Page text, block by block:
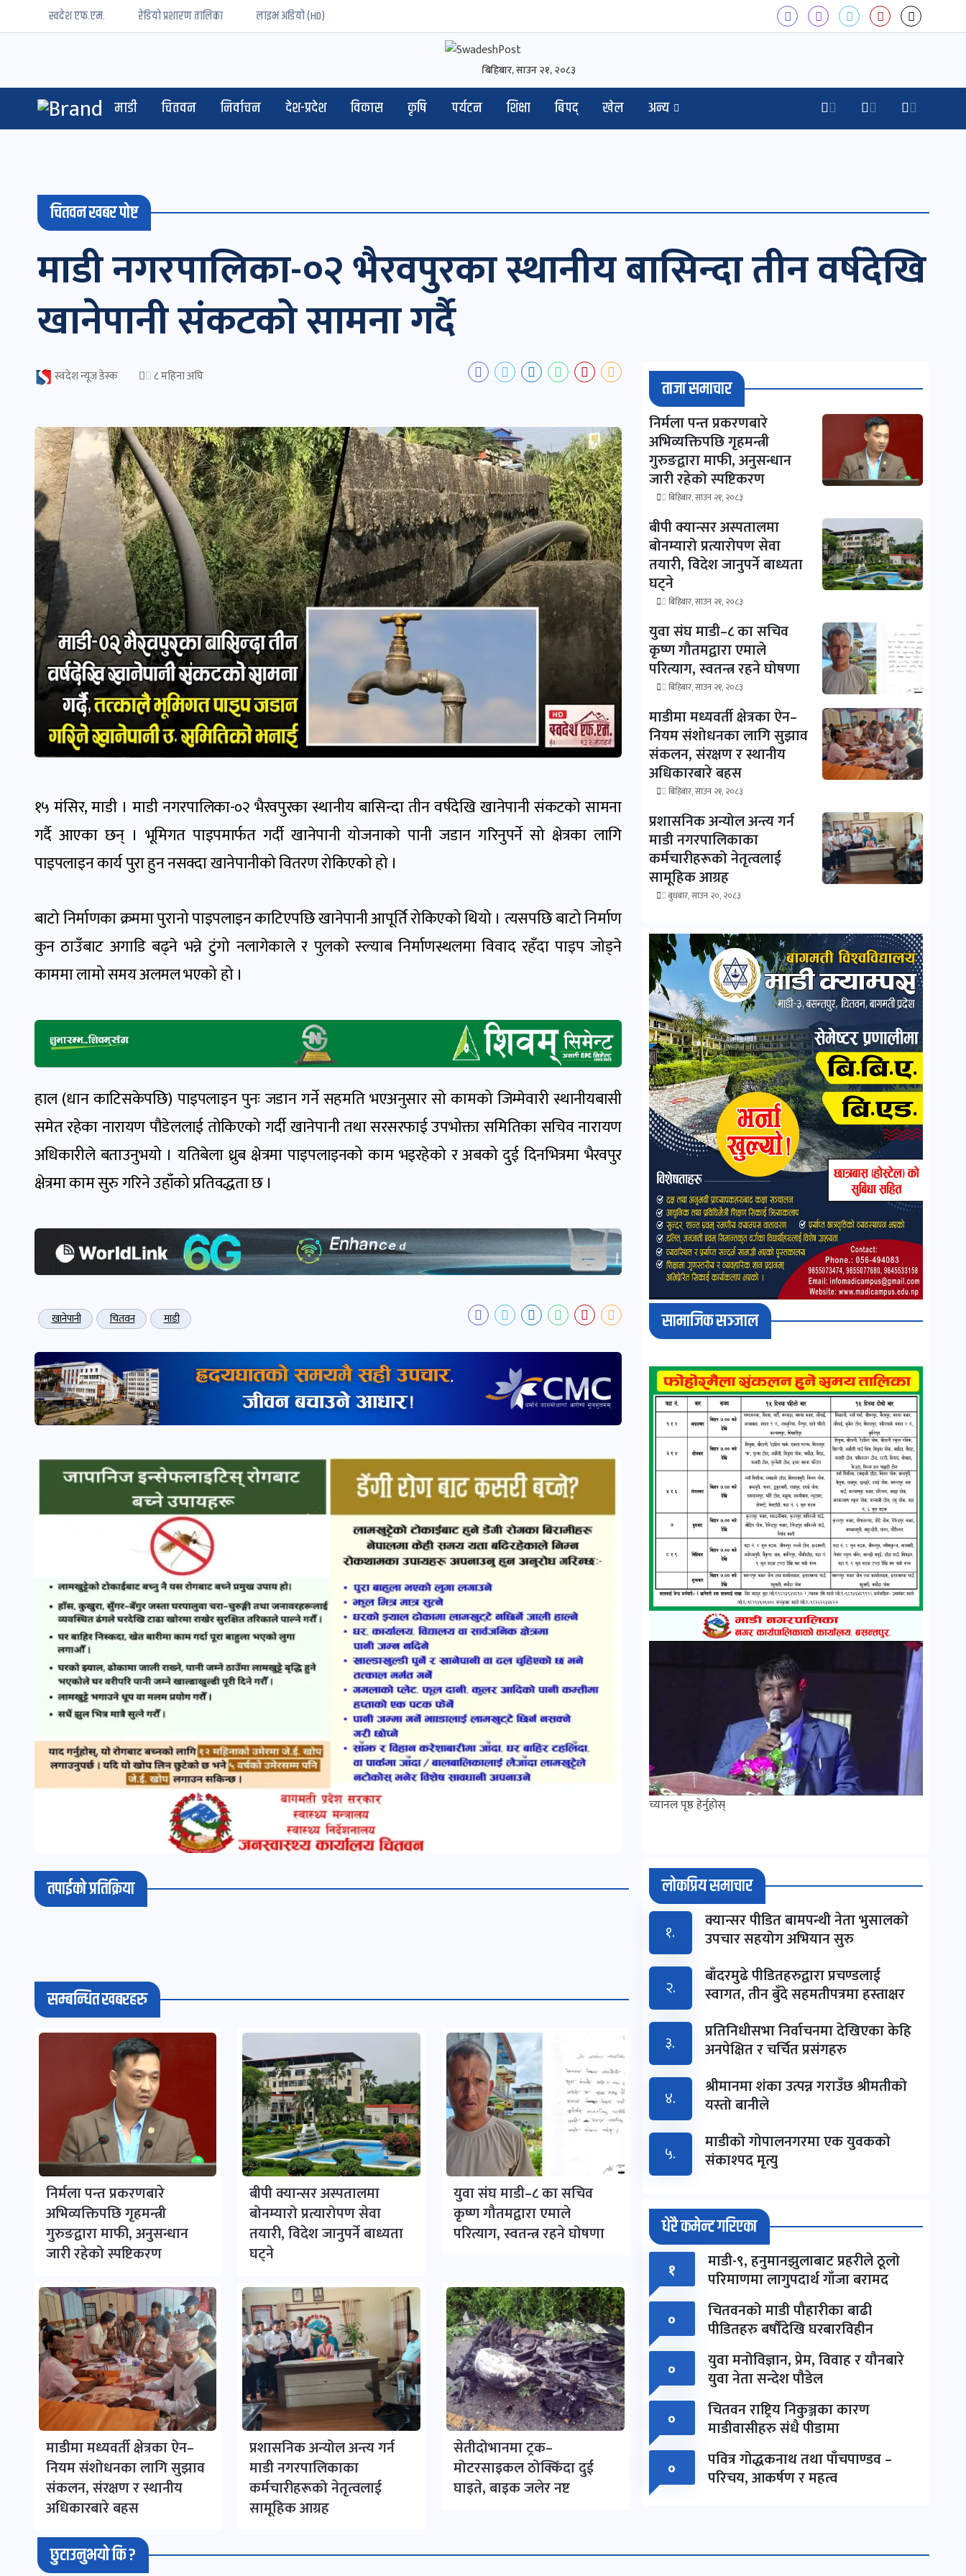
स्वदेश एफ.एम. रेडियो प्रशारण तालिका लाइभ अडियो (HD)
बिहिबार, साउन २१, २०८३
माडी चितवन निर्वाचन देश-प्रदेश विकास कृषि पर्यटन शिक्षा बिपद् खेल अन्य
चितवन खबर पोष्ट
माडी नगरपालिका-०२ भैरवपुरका स्थानीय बासिन्दा तीन वर्षदेखि
खानेपानी संकटको सामना गर्दै
स्वदेश न्यूज डेस्क ८ महिना अघि
१५ मंसिर, माडी । माडी नगरपालिका-०२ भैरवपुरका स्थानीय बासिन्दा तीन वर्षदेखि खानेपानी संकटको सामना
गर्दै आएका छन् । भूमिगत पाइपमार्फत गर्दी खानेपानी योजनाको पानी जडानगरिनुपर्ने सो क्षेत्रका लागि
पाइपलाइन कार्य पुरा हुन नसक्दा खानेपानीको वितरण रोकिएको हो ।
बाटो निर्माणका क्रममा पुरानो पाइपलाइन काटिएपछि खानेपानी आपूर्ति रोकिएको थियो । त्यसपछि बाटो निर्माण
कुन ठाउँबाट अगाडि बढ्ने भन्ने टुंगो नलागेकाले र पुलको स्ल्याब निर्माणस्थलमा विवाद रहँदा पाइप जोड्ने
काममा लामो समय अलमल भएको हो ।
हाल (धान काटिसकेपछि) पाइपलाइन पुनः जडान गर्ने सहमति भएअनुसार सो कामको जिम्मेवारी स्थानीयबासी
समेत रहेका नारायण पौडेललाई तोकिएको गर्दी खानेपानी तथा सरसरफाई उपभोक्ता समितिका सचिव नारायण
अधिकारीले बताउनुभयो । यतिबेला ध्रुब क्षेत्रमा पाइपलाइनको काम भइरहेको र अबको दुई दिनभित्रमा भैरवपुर
क्षेत्रमा काम सुरु गरिने उहाँको प्रतिवद्धता छ ।
खानेपानी चितवन माडी
तपाईको प्रतिक्रिया
सम्बन्धित खबरहरु
निर्मला पन्त प्रकरणबारे
अभिव्यक्तिपछि गृहमन्त्री
गुरुङद्वारा माफी, अनुसन्धान
जारी रहेको स्पष्टिकरण
बीपी क्यान्सर अस्पतालमा
बोनम्यारो प्रत्यारोपण सेवा
तयारी, विदेश जानुपर्ने बाध्यता
घट्ने
युवा संघ माडी–८ का सचिव
कृष्ण गौतमद्वारा एमाले
परित्याग, स्वतन्त्र रहने घोषणा
माडीमा मध्यवर्ती क्षेत्रका ऐन–
नियम संशोधनका लागि सुझाव
संकलन, संरक्षण र स्थानीय
अधिकारबारे बहस
प्रशासनिक अन्योल अन्त्य गर्न
माडी नगरपालिकाका
कर्मचारीहरूको नेतृत्वलाई
सामूहिक आग्रह
सेतीदोभानमा ट्रक–
मोटरसाइकल ठोक्किँदा दुई
घाइते, बाइक जलेर नष्ट
ताजा समाचार
निर्मला पन्त प्रकरणबारे
अभिव्यक्तिपछि गृहमन्त्री
गुरुङद्वारा माफी, अनुसन्धान
जारी रहेको स्पष्टिकरण
बिहिबार, साउन २१, २०८३
बीपी क्यान्सर अस्पतालमा
बोनम्यारो प्रत्यारोपण सेवा
तयारी, विदेश जानुपर्ने बाध्यता
घट्ने
बिहिबार, साउन २१, २०८३
युवा संघ माडी–८ का सचिव
कृष्ण गौतमद्वारा एमाले
परित्याग, स्वतन्त्र रहने घोषणा
बिहिबार, साउन २१, २०८३
माडीमा मध्यवर्ती क्षेत्रका ऐन–
नियम संशोधनका लागि सुझाव
संकलन, संरक्षण र स्थानीय
अधिकारबारे बहस
बिहिबार, साउन २१, २०८३
प्रशासनिक अन्योल अन्त्य गर्न
माडी नगरपालिकाका
कर्मचारीहरूको नेतृत्वलाई
सामूहिक आग्रह
बुधबार, साउन २०, २०८३
सामाजिक सञ्जाल
च्यानल पृष्ठ हेर्नुहोस्
लोकप्रिय समाचार
१. क्यान्सर पीडित बामपन्थी नेता भुसालकाे
उपचार सहयोग अभियान सुरु
२.
बाँदरमुढे पीडितहरुद्वारा प्रचण्डलाई
स्वागत, तीन बुँदे सहमतीपत्रमा हस्ताक्षर
३.
प्रतिनिधीसभा निर्वाचनमा देखिएका केहि
अनपेक्षित र चर्चित प्रसंगहरु
४.
श्रीमानमा शंका उत्पन्न गराउँछ श्रीमतीको
यस्तो बानीले
५.
माडीको गोपालनगरमा एक युवकको
संकाश्पद मृत्यु
धेरै कमेन्ट गरिएका
१ माडी-९, हनुमानझुलाबाट प्रहरीले ठूलो
परिमाणमा लागुपदार्थ गाँजा बरामद
०
चितवनको माडी पौहारीका बाढी
पीडितहरु बर्षौंदेखि घरबारविहीन
०
युवा मनोविज्ञान, प्रेम, विवाह र यौनबारे
युवा नेता सन्देश पौडेल
०
चितवन राष्ट्रिय निकुञ्जका कारण
माडीवासीहरु संधै पीडामा
०
पवित्र गोद्धकनाथ तथा पाँचपाण्डव –
परिचय, आकर्षण र महत्व
छुटाउनुभयो कि ?